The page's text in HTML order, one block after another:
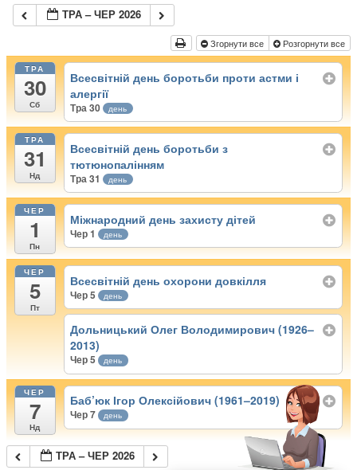
ТРА – ЧЕР 2026
Згорнути все Розгорнути все
ТРА
30
Сб
Всесвітній день боротьби проти астми і
алергії
Тра 30 день
ТРА
31
Нд
Всесвітній день боротьби з
тютюнопалінням
Тра 31 день
ЧЕР
1
Пн
Міжнародний день захисту дітей
Чер 1 день
ЧЕР
5
Пт
Всесвітній день охорони довкілля
Чер 5 день
Дольницький Олег Володимирович (1926–
2013)
Чер 5 день
ЧЕР
7
Нд
Баб’юк Ігор Олексійович (1961–2019)
Чер 7 день
ТРА – ЧЕР 2026